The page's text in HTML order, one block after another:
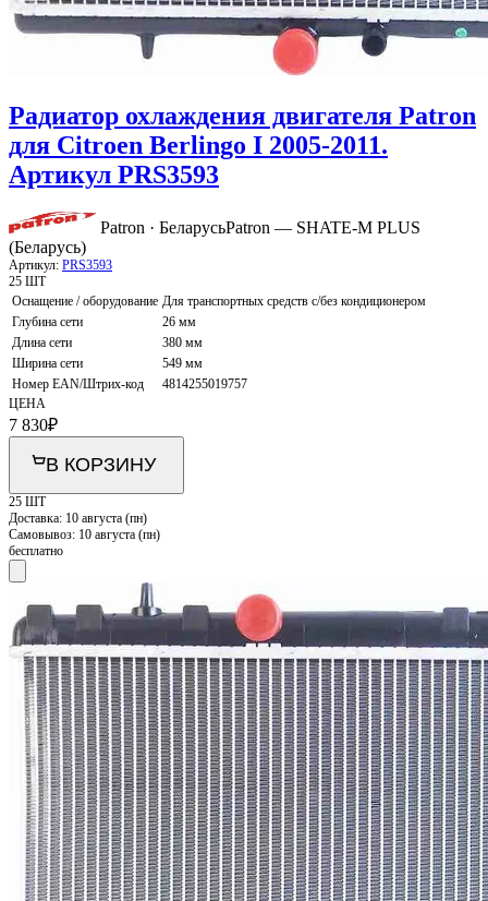
Радиатор охлаждения двигателя Patron
для Citroen Berlingo I 2005-2011.
Артикул PRS3593
Patron · БеларусьPatron — SHATE-M PLUS
(Беларусь)
Артикул: PRS3593
25 ШТ
Оснащение / оборудование Для транспортных средств с/без кондиционером
Глубина сети
26 мм
Длина сети
380 мм
Ширина сети
549 мм
Номер EAN/Штрих-код
4814255019757
ЦЕНА
7 830₽
В КОРЗИНУ
25 ШТ
Доставка: 10 августа (пн)
Самовывоз: 10 августа (пн)
бесплатно